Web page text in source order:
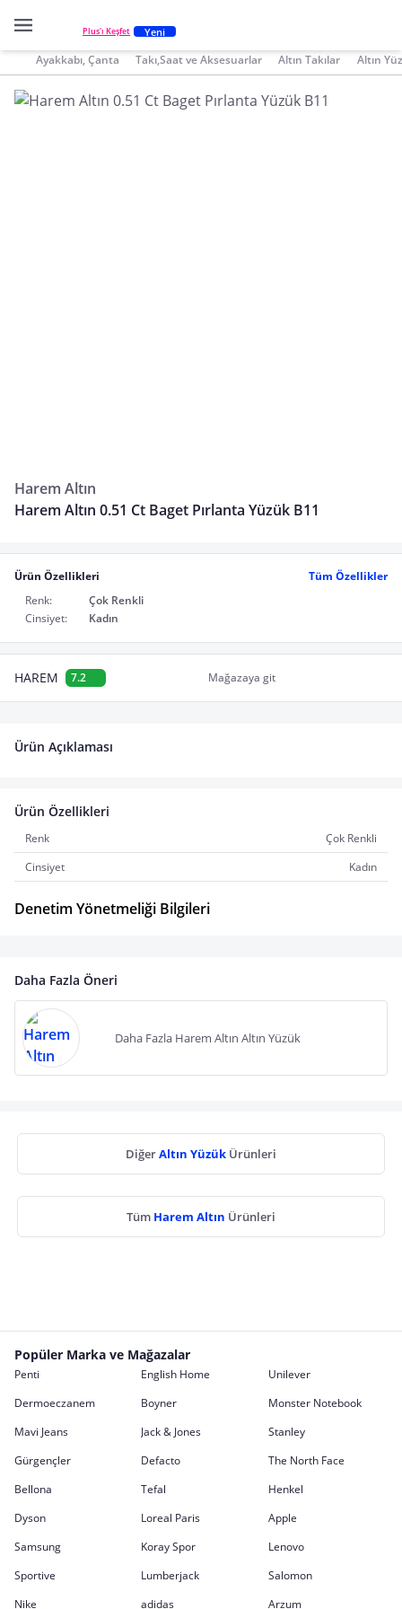
Plus'ı Keşfet Yeni
Ayakkabı, Çanta Takı,Saat ve Aksesuarlar Altın Takılar Altın
Harem Altın
Harem Altın 0.51 Ct Baget Pırlanta Yüzük B11
Ürün Özellikleri
Tüm Özellikler
Renk:
Çok Renkli
Cinsiyet:
Kadın
HAREM 7.2 Mağazaya git
Ürün Açıklaması
Ürün Özellikleri
Renk
Çok Renkli
Cinsiyet
Kadın
Denetim Yönetmeliği Bilgileri
Daha Fazla Öneri
Daha Fazla Harem Altın Altın Yüzük
DiğerAltın Yüzük Ürünleri
Tüm Harem Altın Ürünleri
Popüler Marka ve Mağazalar
Penti English Home
Unilever
Dermoeczanem
Boyner
Monster Notebook
Mavi Jeans
Jack & Jones
Stanley
Gürgençler
Defacto
The North Face
Bellona
Tefal
Henkel
Dyson
Loreal Paris
Apple
Samsung
Koray Spor
Lenovo
Sportive
Lumberjack
Salomon
Nike
adidas Arzum